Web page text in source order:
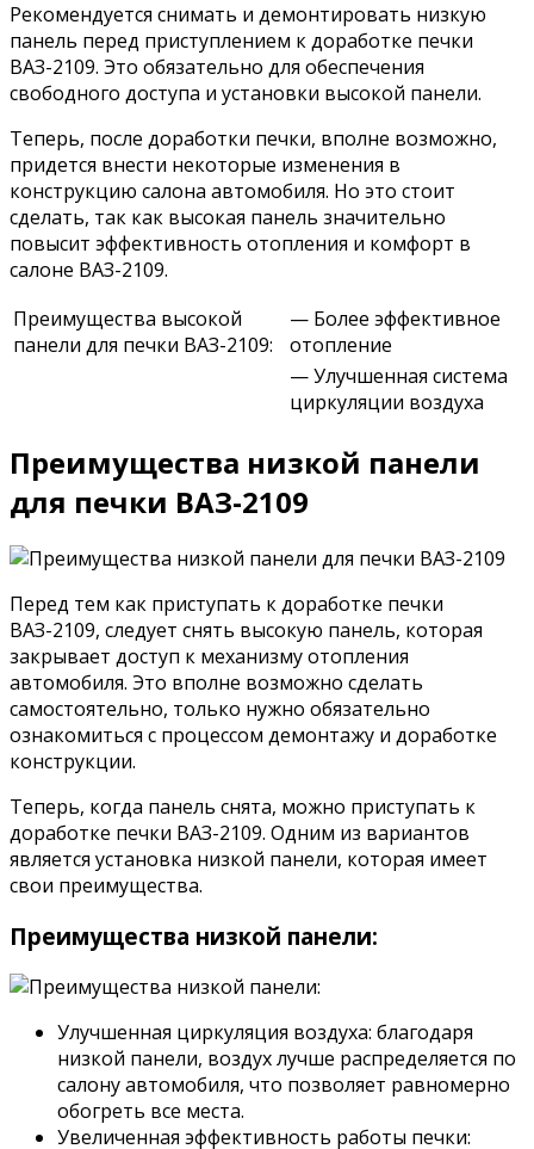
Рекомендуется снимать и демонтировать низкую
панель перед приступлением к доработке печки
ВАЗ-2109. Это обязательно для обеспечения
свободного доступа и установки высокой панели.
Теперь, после доработки печки, вполне возможно,
придется внести некоторые изменения в
конструкцию салона автомобиля. Но это стоит
сделать, так как высокая панель значительно
повысит эффективность отопления и комфорт в
салоне ВАЗ-2109.
Преимущества высокой
панели для печки ВАЗ-2109:
— Более эффективное
отопление
— Улучшенная система
циркуляции воздуха
Преимущества низкой панели
для печки ВАЗ-2109
Перед тем как приступать к доработке печки
ВАЗ-2109, следует снять высокую панель, которая
закрывает доступ к механизму отопления
автомобиля. Это вполне возможно сделать
самостоятельно, только нужно обязательно
ознакомиться с процессом демонтажу и доработке
конструкции.
Теперь, когда панель снята, можно приступать к
доработке печки ВАЗ-2109. Одним из вариантов
является установка низкой панели, которая имеет
свои преимущества.
Преимущества низкой панели:
Улучшенная циркуляция воздуха: благодаря
низкой панели, воздух лучше распределяется по
салону автомобиля, что позволяет равномерно
обогреть все места.
Увеличенная эффективность работы печки: